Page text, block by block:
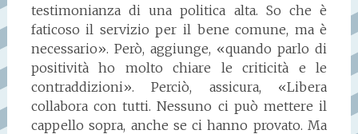
testimonianza di una politica alta. So che è
faticoso il servizio per il bene comune, ma è
necessario». Però, aggiunge, «quando parlo di
positività ho molto chiare le criticità e le
contraddizioni». Perciò, assicura, «Libera
collabora con tutti. Nessuno ci può mettere il
cappello sopra, anche se ci hanno provato. Ma